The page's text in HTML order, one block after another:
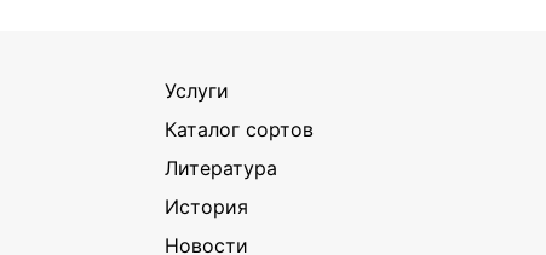
Услуги
Каталог сортов
Литература
История
Новости